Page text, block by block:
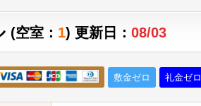
(空室： 1) 更新日： 08/03
敷金ゼロ 礼金ゼロ